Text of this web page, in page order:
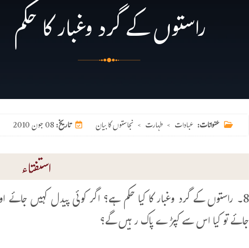
راستوں کے گرد وغبار کا حکم
تاریخ:08 جون 2010 عنوانات: عبادات > طہارت > نجاستوں کا بیان
استفتاء
8۔ راستوں کے گرد وغبار کا کیا حکم ہے؟ اگر کوئی پیدل کہیں
جائے تو کیا اس سے کپڑے پاک رہیں گے؟